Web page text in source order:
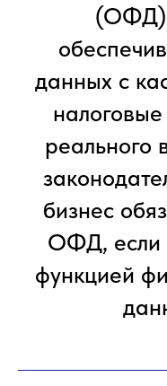
(ОФД)
данных с
реального
бизнес
ОФД, если
функцией